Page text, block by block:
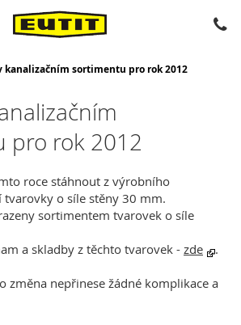
kanalizačním sortimentu pro rok 2012
pro rok 2012
roce stáhnout z výrobního
o síle stěny 30 mm.
sortimentem tvarovek o síle
a skladby z těchto tvarovek - zde .
změna nepřinese žádné komplikace a